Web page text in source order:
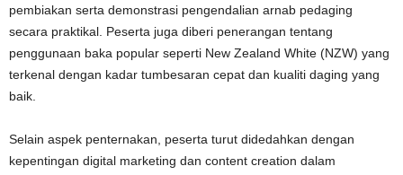
pembiakan serta demonstrasi pengendalian arnab pedaging
secara praktikal. Peserta juga diberi penerangan tentang
penggunaan baka popular seperti New Zealand White (NZW) yang
terkenal dengan kadar tumbesaran cepat dan kualiti daging yang
baik.
Selain aspek penternakan, peserta turut didedahkan dengan
kepentingan digital marketing dan content creation dalam